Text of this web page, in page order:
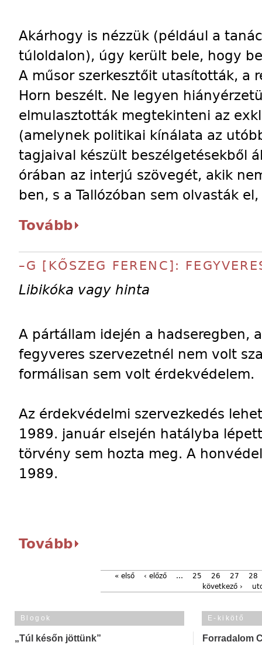
Akárhogy is nézzük (például a
túloldalon), úgy került bele, hogy
A műsor szerkesztőit utasították, a
Horn beszélt. Ne legyen
elmulasztották megtekinteni az
(amelynek politikai kínálata az
tagjaival készült beszélgetésekből
órában az interjú szövegét, akik
ben, s a Tallózóban sem olvasták
Tovább
–G [KŐSZEG FERENC]:
Libikóka vagy hinta
A pártállam idején a hadseregben,
fegyveres szervezetnél nem volt
formálisan sem volt érdekvédelem.
Az érdekvédelmi szervezkedés
1989. január elsején hatályba
törvény sem hozta meg. A
1989.
Tovább
« első ‹ előző … 25 26 27
28
következő ›
Blogok
„Túl későn jöttünk”
E-kikötő
Forradalom